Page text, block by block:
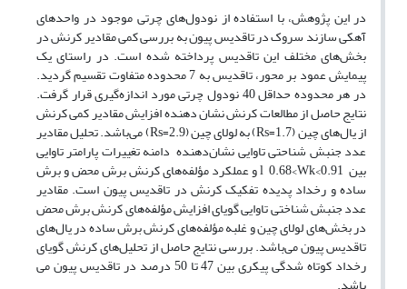
در این پژوهش، با استفاده از نودول­‌های چرتی موجود در واحدهای
آهکی سازند سروک در تاقدیس پیون به بررسی کمی مقادیر کرنش در
بخش‌های مختلف این تاقدیس پرداخته شده است. در راستای یک
پیمایش عمود بر محور، تاقدیس به 7 محدوده متفاوت تقسیم گردید.
در هر محدوده حداقل 40 نودول چرتی مورد اندازه­‌گیری قرار گرفت.
نتایج حاصل از مطالعات کرنش نشان دهنده افزایش مقادیر کمی کرنش
از یال‌های چین (Rs=1.7) به لولای چین (Rs=2.9) می­‌باشد. تحلیل مقادیر
عدد جنبش شناحتی تاوایی نشان‌دهنده دامنه تغییرات پارامتر تاوایی
بین 0.91>l 0.68<Wk و عملکرد مؤلفه­‌های کرنش برش محض و برش
ساده و رخداد پدیده تفکیک کرنش در تاقدیس پیون است. مقادیر
عدد جنبش شناختی تاوایی گویای افزایش مؤلفه‌­های کرنش برش محض
در بخش‌­های لولای چین و غلبه مؤلفه­‌های کرنش برش ساده در یال‌های
تاقدیس پیون می‌­باشد. بررسی نتایج حاصل از تحلیل­‌های کرنش گویای
رخداد کوتاه شدگی پیکری بین 47 تا 50 درصد در تاقدیس پیون می­‌